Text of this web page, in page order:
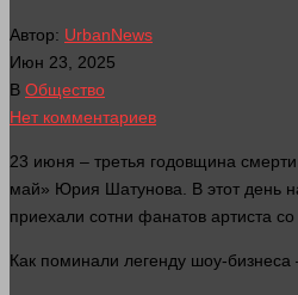
Автор: UrbanNews
Июн 23, 2025
В Общество
Нет комментариев
23 июня – третья годовщина смерти
май» Юрия Шатунова. В этот день
приехали сотни фанатов артиста со
Как поминали легенду шоу-бизнеса